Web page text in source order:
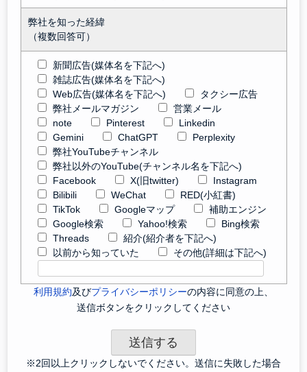
弊社を知った経緯
（複数回答可）
新聞広告(媒体名を下記へ)
雑誌広告(媒体名を下記へ)
Web広告(媒体名を下記へ)
タクシー広告
弊社メールマガジン
営業メール
note
Pinterest
Linkedin
Gemini
ChatGPT
Perplexity
弊社YouTubeチャンネル
弊社以外のYouTube(チャンネル名を下記へ)
Facebook
X(旧twitter)
Instagram
Bilibili
WeChat
RED(小紅書)
TikTok
Googleマップ
補助エンジン
Google検索
Yahoo!検索
Bing検索
Threads
紹介(紹介者を下記へ)
以前から知っていた
その他(詳細は下記へ)
利用規約及びプライバシーポリシーの内容に同意の上、
送信ボタンをクリックしてください
※2回以上クリックしないでください。送信に失敗した場合